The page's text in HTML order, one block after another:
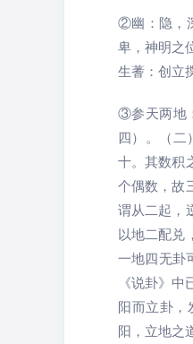
②幽：隐，
卑，神明之
生蓍：创立
③参天两地
四）。（二
十。其数积
个偶数，故
谓从二起，
以地二配兑
一地四无卦
《说卦》
阳而立卦
阳，立地之